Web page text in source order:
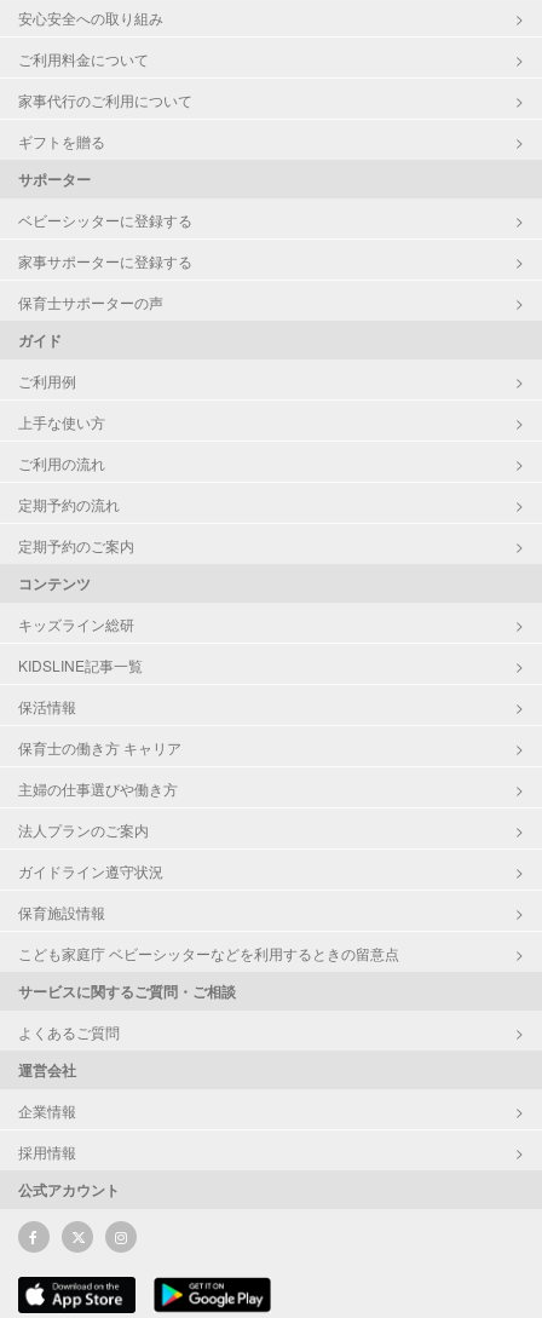
安心安全への取り組み
ご利用料金について
家事代行のご利用について
ギフトを贈る
サポーター
ベビーシッターに登録する
家事サポーターに登録する
保育士サポーターの声
ガイド
ご利用例
上手な使い方
ご利用の流れ
定期予約の流れ
定期予約のご案内
コンテンツ
キッズライン総研
KIDSLINE記事一覧
保活情報
保育士の働き方 キャリア
主婦の仕事選びや働き方
法人プランのご案内
ガイドライン遵守状況
保育施設情報
こども家庭庁 ベビーシッターなどを利用するときの留意点
サービスに関するご質問・ご相談
よくあるご質問
運営会社
企業情報
採用情報
公式アカウント